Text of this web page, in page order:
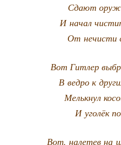
Сда­ют
И начал
От нечи­сти
Вот Гит­лер
В вед­ро к
Мельк­нул
И уго­лёк
Вот, нале­тев на